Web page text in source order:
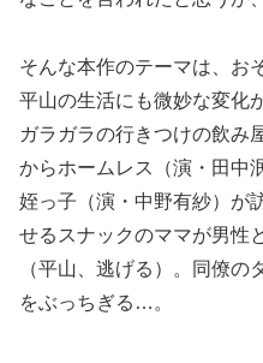
そんな本作のテーマは、お
平山の生活にも微妙な変化
ガラガラの行きつけの飲み
からホームレス（演・田中
姪っ子（演・中野有紗）が
せるスナックのママが男性
（平山、逃げる）。同僚
をぶっちぎる…。